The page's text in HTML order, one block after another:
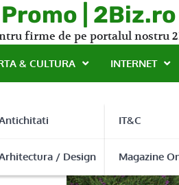
| 2Biz.ro
firme de pe portalul nostru
& CULTURA
/ Design
INTERNET
IT&C
Magazine
te bucuri